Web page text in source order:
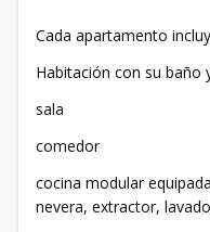
Cada apartamento
Habitación con su baño
sala
comedor
cocina modular
nevera, extractor,